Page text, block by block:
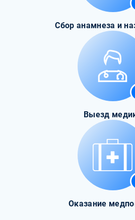
Сбор анамнеза и
Выезд
Оказание